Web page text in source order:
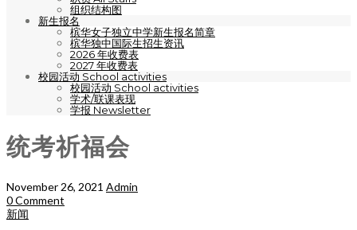
组织结构图
新生报名
槟华女子独立中学新生报名简章
槟华独中国际生招生资讯
2026 年收费表
2027 年收费表
校园活动 School activities
校园活动 School activities
学术/联课表现
学报 Newsletter
统考祈福会
November 26, 2021 Admin
0 Comment
新闻